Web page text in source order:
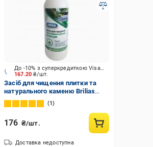
167.20₴/шт.
До -10% з суперкредиткою Visa Вигода
Засіб для чищення плитки та
натурального каменю Brilias
1000 мл
1
176 ₴/шт.
Доставка недоступна